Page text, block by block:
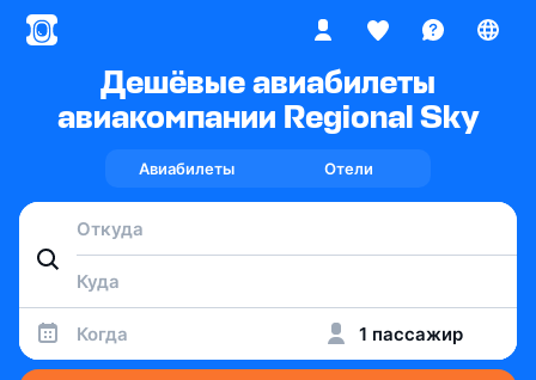
Дешёвые авиабилеты
авиакомпании Regional Sky
Авиабилеты Отели
Когда 1 пассажир